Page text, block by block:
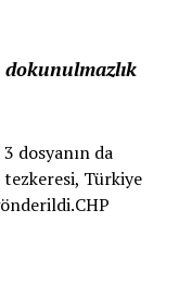
dokunulmazlık
dosyanın da
Türkiye